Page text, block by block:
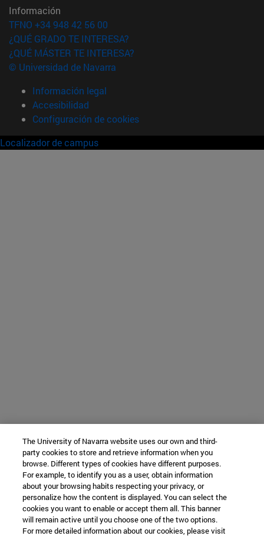
Información
TFNO +34 948 42 56 00
¿QUÉ GRADO TE INTERESA?
¿QUÉ MÁSTER TE INTERESA?
© Universidad de Navarra
Información legal
Accesibilidad
Configuración de cookies
Localizador de campus
The University of Navarra website uses our own and third-
party cookies to store and retrieve information when you
browse. Different types of cookies have different purposes.
For example, to identify you as a user, obtain information
about your browsing habits respecting your privacy, or
personalize how the content is displayed. You can select the
cookies you want to enable or accept them all. This banner
will remain active until you choose one of the two options.
For more detailed information about our cookies, please visit